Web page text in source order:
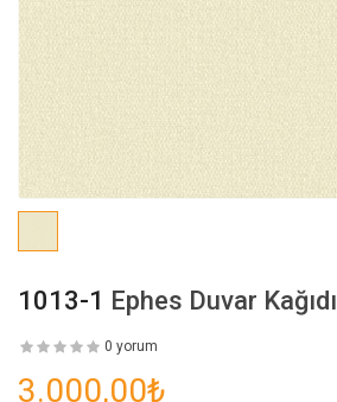
1013-1 Ephes Duvar Kağıdı
0 yorum
3.000,00₺